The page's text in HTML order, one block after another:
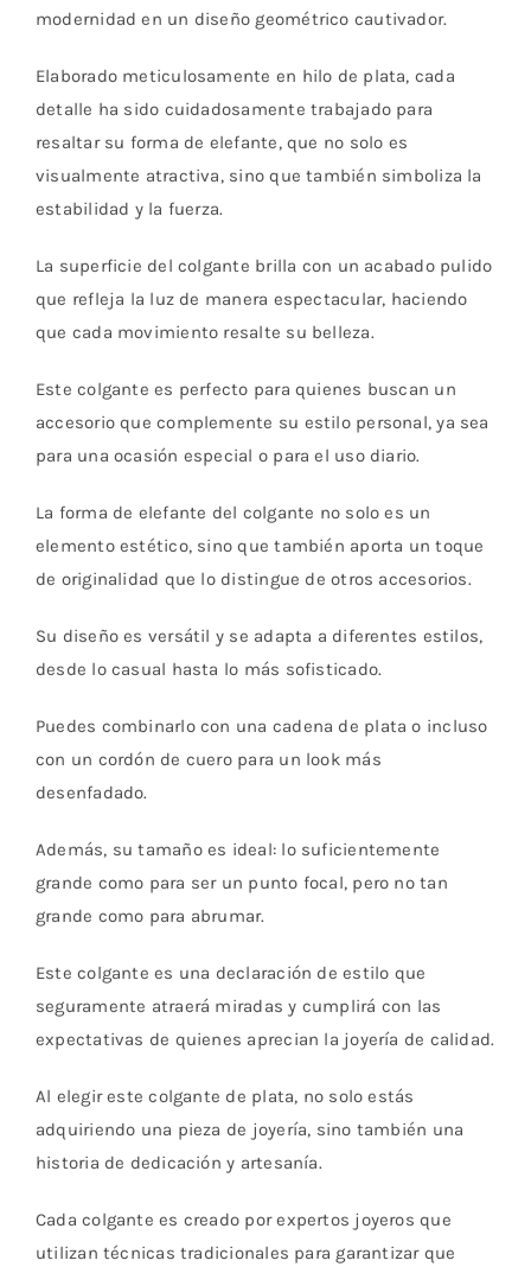
modernidad en un diseño geométrico cautivador.
Elaborado meticulosamente en hilo de plata, cada
detalle ha sido cuidadosamente trabajado para
resaltar su forma de elefante, que no solo es
visualmente atractiva, sino que también simboliza la
estabilidad y la fuerza.
La superficie del colgante brilla con un acabado pulido
que refleja la luz de manera espectacular, haciendo
que cada movimiento resalte su belleza.
Este colgante es perfecto para quienes buscan un
accesorio que complemente su estilo personal, ya sea
para una ocasión especial o para el uso diario.
La forma de elefante del colgante no solo es un
elemento estético, sino que también aporta un toque
de originalidad que lo distingue de otros accesorios.
Su diseño es versátil y se adapta a diferentes estilos,
desde lo casual hasta lo más sofisticado.
Puedes combinarlo con una cadena de plata o incluso
con un cordón de cuero para un look más
desenfadado.
Además, su tamaño es ideal: lo suficientemente
grande como para ser un punto focal, pero no tan
grande como para abrumar.
Este colgante es una declaración de estilo que
seguramente atraerá miradas y cumplirá con las
expectativas de quienes aprecian la joyería de calidad.
Al elegir este colgante de plata, no solo estás
adquiriendo una pieza de joyería, sino también una
historia de dedicación y artesanía.
Cada colgante es creado por expertos joyeros que
utilizan técnicas tradicionales para garantizar que